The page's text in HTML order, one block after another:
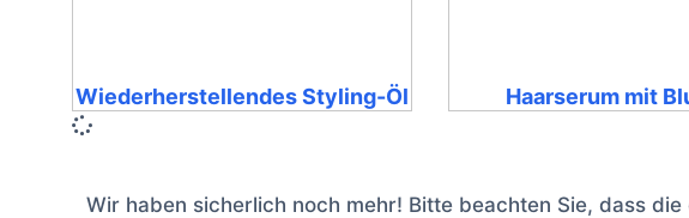
Wiederherstellendes Styling-Öl Haarserum mit
Wir haben sicherlich noch mehr! Bitte beachten Sie, dass